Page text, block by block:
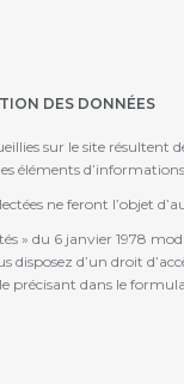
DES DONNÉES
sur le site
éléments
ne feront l’objet
» du 6 janvier 1978
disposez d’un droit
précisant dans le